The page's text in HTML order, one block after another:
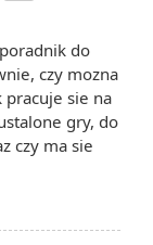
do
czy mozna
pracuje sie na
gry, do
czy ma sie